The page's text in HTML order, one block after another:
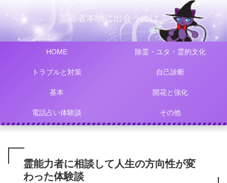
霊能者本物に出会うには？
HOME 除霊・ユタ・霊的文化
トラブルと対策 自己診断
基本 開花と強化
電話占い体験談 その他
霊能力者に相談して人生の方向性が変
わった体験談